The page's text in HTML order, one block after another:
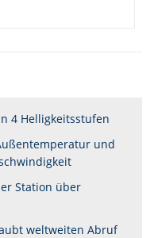
4 Helligkeitsstufen
und
Station über
weltweiten Abruf